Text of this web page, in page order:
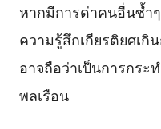
หากมีการด่าคนอื่นซ้ำ
ความรู้สึกเกียรติยศเกิ
อาจถือว่าเป็นการกร
พลเรือน